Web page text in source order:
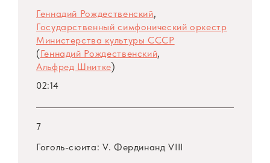
православному гимну. Стремительное
нисходящее движение, начатое струнными,
подхваченное духовыми и завершающееся
настоящим «звуковым обвалом» в группе
ударных, создает у слушателя почти
физическое ощущение падения. При этом
сам хорал звучит строго и отстраненно, что
подчеркивает его иную, надличностную
напряженностью основной части концерта.
Геннадий Рождественский,
Государственный симфонический оркестр
Министерства культуры СССР
(Геннадий Рождественский,
Альфред Шнитке)
02:14
7
Гоголь-сюита: V. Фердинанд VIII